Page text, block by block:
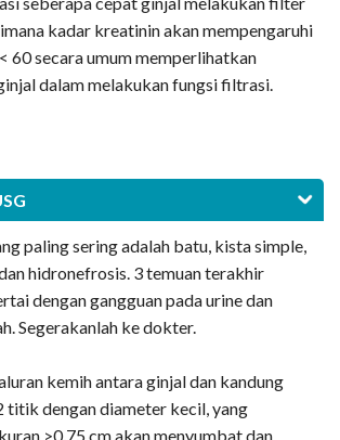
kadar kreatinin akan mempengaruhi
60 secara umum memperlihatkan
dalam melakukan fungsi filtrasi.
paling sering adalah batu, kista simple,
hidronefrosis. 3 temuan terakhir
dengan gangguan pada urine dan
Segerakanlah ke dokter.
kemih antara ginjal dan kandung
titik dengan diameter kecil, yang
>0,75 cm akan menyumbat dan